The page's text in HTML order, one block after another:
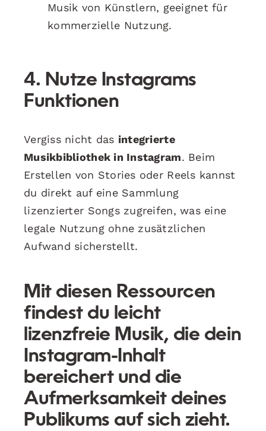
Musik von Künstlern, geeignet für
kommerzielle Nutzung.
4. Nutze Instagrams
Funktionen
Vergiss nicht das integrierte
Musikbibliothek in Instagram. Beim
Erstellen von Stories oder Reels kannst
du direkt auf eine Sammlung
lizenzierter Songs zugreifen, was eine
legale Nutzung ohne zusätzlichen
Aufwand sicherstellt.
Mit diesen Ressourcen
findest du leicht
lizenzfreie Musik, die dein
Instagram-Inhalt
bereichert und die
Aufmerksamkeit deines
Publikums auf sich zieht.